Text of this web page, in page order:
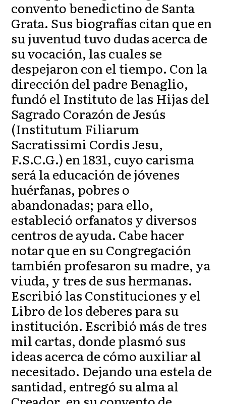
convento benedictino de Santa
Grata. Sus biografías citan que en
su juventud tuvo dudas acerca de
su vocación, las cuales se
despejaron con el tiempo. Con la
dirección del padre Benaglio,
fundó el Instituto de las Hijas del
Sagrado Corazón de Jesús
(Institutum Filiarum
Sacratissimi Cordis Jesu,
F.S.C.G.) en 1831, cuyo carisma
será la educación de jóvenes
huérfanas, pobres o
abandonadas; para ello,
estableció orfanatos y diversos
centros de ayuda. Cabe hacer
notar que en su Congregación
también profesaron su madre, ya
viuda, y tres de sus hermanas.
Escribió las Constituciones y el
Libro de los deberes para su
institución. Escribió más de tres
mil cartas, donde plasmó sus
ideas acerca de cómo auxiliar al
necesitado. Dejando una estela de
santidad, entregó su alma al